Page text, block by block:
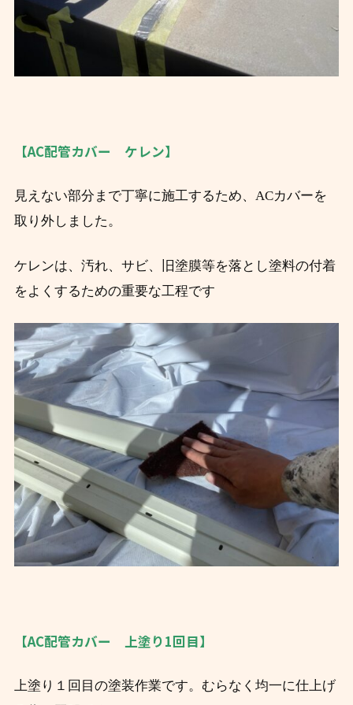
【AC配管カバー ケレン】
見えない部分まで丁寧に施工するため、ACカバーを
取り外しました。
ケレンは、汚れ、サビ、旧塗膜等を落とし塗料の付着
をよくするための重要な工程です
【AC配管カバー 上塗り1回目】
上塗り１回目の塗装作業です。むらなく均一に仕上げ